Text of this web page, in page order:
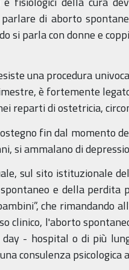
di aborto
si parla con donne e
una procedura
è fortemente
reparti di ostetricia,
fin dal momento
si ammalano di
sul sito istituzionale
e della
che rimandando
clinico, l'aborto
- hospital o di più
consulenza